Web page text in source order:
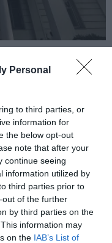
Personal
to third parties, or
information for
the below opt-out
note that after your
continue seeing
information utilized by
third parties prior to
of the further
by third parties on the
information may
on the IAB’s List of
Πολωνίας